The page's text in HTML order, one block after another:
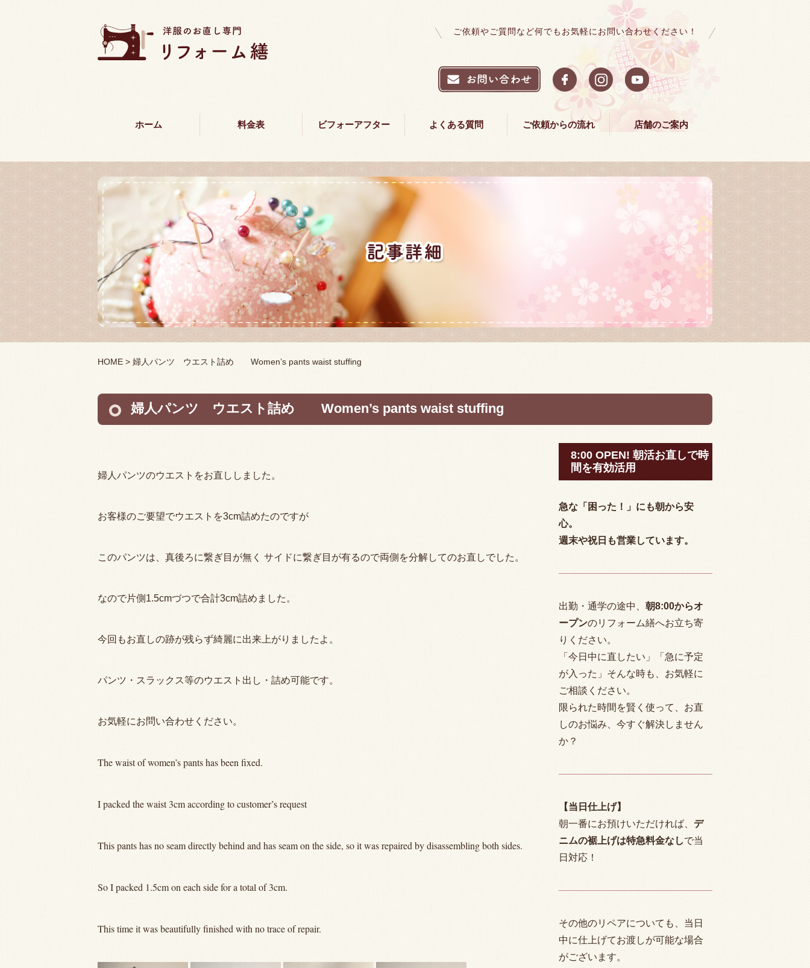
ご依頼やご質問など何でもお気軽にお問い合わせください！
ホーム 料金表 ビフォーアフター よくある質問 ご依頼からの流れ 店舗のご案内
HOME > 婦人パンツ ウエスト詰め Women’s pants waist stuffing
婦人パンツ ウエスト詰め Women’s pants waist stuffing
婦人パンツのウエストをお直ししました。
お客様のご要望でウエストを3cm詰めたのですが
このパンツは、真後ろに繋ぎ目が無く サイドに繋ぎ目が有るので両側を分解してのお直しでした。
なので片側1.5cmづつで合計3cm詰めました。
今回もお直しの跡が残らず綺麗に出来上がりましたよ。
パンツ・スラックス等のウエスト出し・詰め可能です。
お気軽にお問い合わせください。
The waist of women’s pants has been fixed.
I packed the waist 3cm according to customer’s request
This pants has no seam directly behind and has seam on the side, so it was repaired by disassembling both sides.
So I packed 1.5cm on each side for a total of 3cm.
This time it was beautifully finished with no trace of repair.
8:00 OPEN! 朝活お直しで時
間を有効活用
急な「困った！」にも朝から安
心。
週末や祝日も営業しています。
出勤・通学の途中、 朝8:00からオ
ープンのリフォーム繕へお立ち寄
りください。
「今日中に直したい」「急に予定
が入った」そんな時も、お気軽に
ご相談ください。
限られた時間を賢く使って、お直
しのお悩み、今すぐ解決しません
か？
【当日仕上げ】
朝一番にお預けいただければ、 デ
ニムの裾上げは特急料金なしで当
日対応！
その他のリペアについても、当日
中に仕上げてお渡しが可能な場合
がございます。